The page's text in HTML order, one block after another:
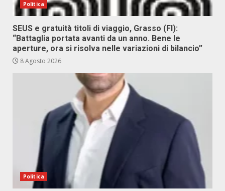
Politica
SEUS e gratuità titoli di viaggio, Grasso (FI):
“Battaglia portata avanti da un anno. Bene le
aperture, ora si risolva nelle variazioni di bilancio”
8 Agosto 2026
Politica